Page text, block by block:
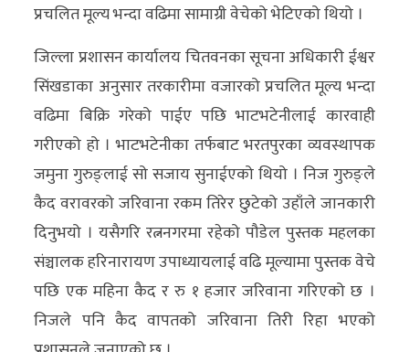
अन्तरर्वार्ता
विचार/
ब्लग
खेलकुद
रोचक
अन्य
क्लिक
खबर
विशेष
प्रचलित मूल्य भन्दा वढिमा सामाग्री वेचेको भेटिएको थियो ।
जिल्ला प्रशासन कार्यालय चितवनका सूचना अधिकारी ईश्वर
सिंखडाका अनुसार तरकारीमा वजारको प्रचलित मूल्य भन्दा
वढिमा बिक्रि गरेको पाईए पछि भाटभटेनीलाई कारवाही
गरीएको हो । भाटभटेनीका तर्फबाट भरतपुरका व्यवस्थापक
जमुना गुरुङ्लाई सो सजाय सुनाईएको थियो । निज गुरुङ्ले
कैद वरावरको जरिवाना रकम तिरेर छुटेको उहाँले जानकारी
दिनुभयो । यसैगरि रत्ननगरमा रहेको पौडेल पुस्तक महलका
संञ्चालक हरिनारायण उपाध्यायलाई वढि मूल्यामा पुस्तक वेचे
पछि एक महिना कैद र रु १ हजार जरिवाना गरिएको छ ।
निजले पनि कैद वापतको जरिवाना तिरी रिहा भएको